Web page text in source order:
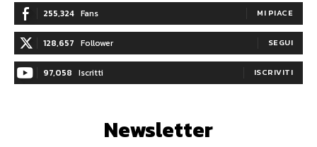
255,324 Fans MI PIACE
128,657 Follower SEGUI
97,058 Iscritti ISCRIVITI
Newsletter